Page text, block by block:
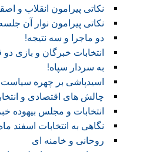
نکاتی پیرامون انقلاب و
نکاتی پیرامون نوار آن
دو ماجرا و سه نتیجه!
انتخابات خبرگان و بازی
به سردار سپاه!
اسیدپاشی بر چهره
چالش های اقتصادی و
انتخابات و مجلس بیهوده
نگاهی به انتخابات اسفند
روحانی و خامنه ای